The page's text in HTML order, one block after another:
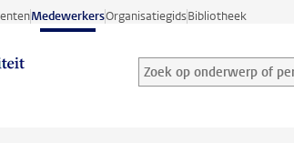
MedewerkersOrganisatiegidsBibliotheek
Zoek op onderwerp of
Zoekterm